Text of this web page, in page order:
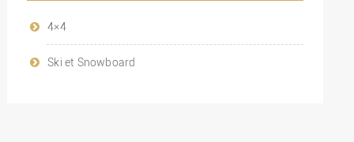
4×4
Ski et Snowboard